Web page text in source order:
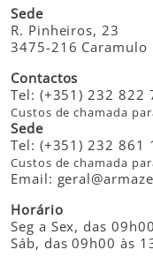
Sede
R. Pinheiros, 23
3475-216 Caramulo
Contactos
Tel: (+351) 232 822
Custos de chamada
Sede
Tel: (+351) 232 861
Custos de chamada
Email:
Horário
Seg a Sex, das
Sáb, das 09h00 às